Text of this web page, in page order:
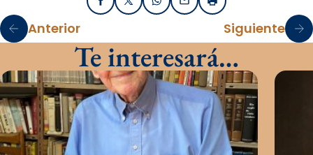
FacebookX / TwitterWhatsApp
EmailImprimir
Anterior Siguiente
Te interesará…